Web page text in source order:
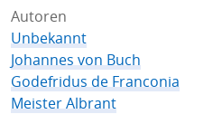
Autoren
Unbekannt
Johannes von Buch
Godefridus de Franconia
Meister Albrant